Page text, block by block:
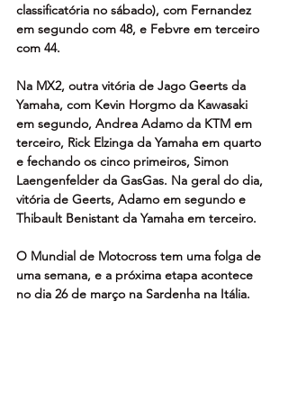
classificatória no sábado), com Fernandez
em segundo com 48, e Febvre em terceiro
com 44.
Na MX2, outra vitória de Jago Geerts da
Yamaha, com Kevin Horgmo da Kawasaki
em segundo, Andrea Adamo da KTM em
terceiro, Rick Elzinga da Yamaha em quarto
e fechando os cinco primeiros, Simon
Laengenfelder da GasGas. Na geral do dia,
vitória de Geerts, Adamo em segundo e
Thibault Benistant da Yamaha em terceiro.
O Mundial de Motocross tem uma folga de
uma semana, e a próxima etapa acontece
no dia 26 de março na Sardenha na Itália.